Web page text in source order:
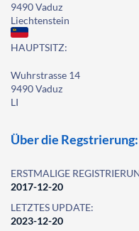
9490 Vaduz
Liechtenstein
HAUPTSITZ:
Wuhrstrasse 14
9490 Vaduz
LI
Über die Regstrierung:
ERSTMALIGE
2017-12-20
LETZTES UPDATE:
2023-12-20